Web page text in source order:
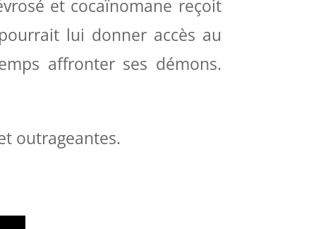
et cocaïnomane reçoit
lui donner accès au
affronter ses démons.
outrageantes.